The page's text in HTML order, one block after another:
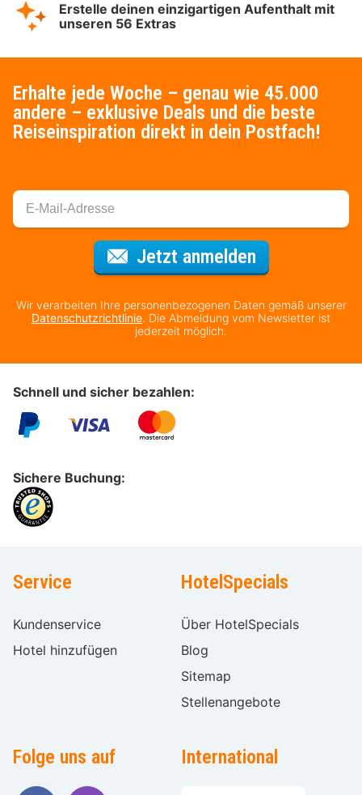
Erstelle deinen einzigartigen Aufenthalt mit
unseren 56 Extras
Erhalte jede Woche – genau wie 45.000
andere – exklusive Deals und die beste
Reiseinspiration direkt in dein Postfach!
Jetzt anmeldenFür den
Wir verarbeiten Ihre personenbezogenen Daten gemäß unserer
Datenschutzrichtlinie. Die Abmeldung vom Newsletter ist
jederzeit möglich.
Schnell und sicher bezahlen:
Sichere Buchung:
Service
Kundenservice
Hotel hinzufügen
HotelSpecials
Über HotelSpecials
Blog
Sitemap
Stellenangebote
Folge uns auf International